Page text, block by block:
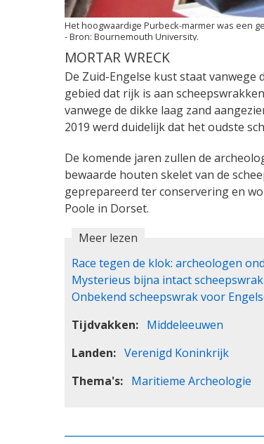
Het hoogwaardige Purbeck-marmer was een
Bournemouth University.
MORTAR WRECK
De Zuid-Engelse kust staat
gebied dat rijk is aan
vanwege de dikke laag zand
2019 werd duidelijk dat het oudste
De komende jaren zullen de
bewaarde houten skelet van de
geprepareerd ter conservering en
Poole in Dorset.
Meer lezen
Race tegen de klok: archeologen
Mysterieus bijna intact
Onbekend scheepswrak voor
Tijdvakken
Middeleeuwen
Landen
Verenigd Koninkrijk
Thema's
Maritieme Archeologie